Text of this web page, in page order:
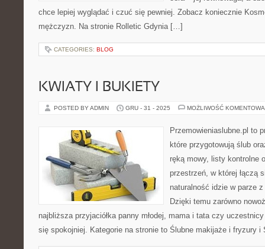
chce lepiej wyglądać i czuć się pewniej. Zobacz koniecznie
mężczyzn. Na stronie Rolletic Gdynia […]
CATEGORIES: BLOG
KWIATY I BUKIETY
POSTED BY ADMIN GRU - 31 - 2025 MOŻLIWOŚĆ
Przemowieniaslubne.pl to
które przygotowują ślub
ręką mowy, listy kontrolne
przestrzeń, w której łączą
naturalność idzie w parze
Dzięki temu zarówno
najbliższa przyjaciółka panny młodej, mama i tata czy
się spokojniej. Kategorie na stronie to Ślubne makijaże i fryzury